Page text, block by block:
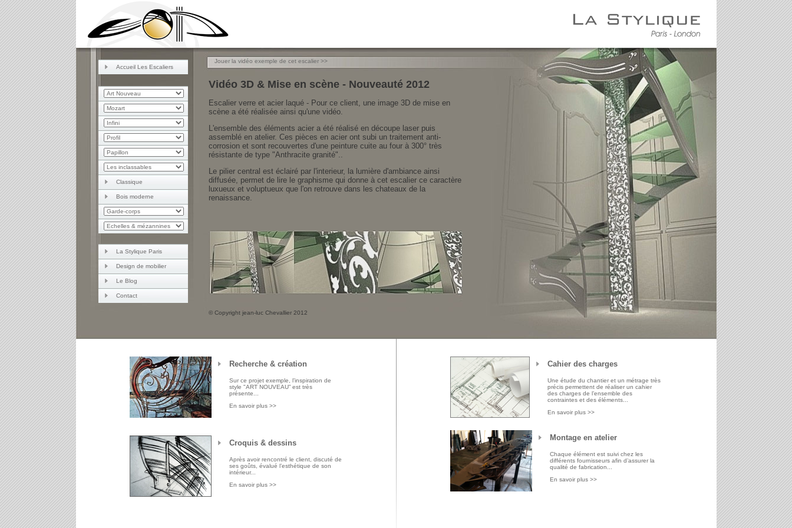
Accueil Les Escaliers
Classique
Bois moderne
La Stylique Paris
Design de mobilier
Le Blog
Contact
Jouer la vidéo exemple de cet escalier >>
Vidéo 3D & Mise en scène - Nouveauté 2012
Escalier verre et acier laqué - Pour ce client, une image 3D de mise en
scène a été réalisée ainsi qu'une vidéo.
L'ensemble des éléments acier a été réalisé en découpe laser puis
assemblé en atelier. Ces pièces en acier ont subi un traitement anti-
corrosion et sont recouvertes d'une peinture cuite au four à 300° très
résistante de type "Anthracite granité"..
Le pilier central est éclairé par l'interieur, la lumière d'ambiance ainsi
diffusée, permet de lire le graphisme qui donne à cet escalier ce caractère
luxueux et voluptueux que l'on retrouve dans les chateaux de la
renaissance.
© Copyright jean-luc Chevallier 2012
Recherche & création
Sur ce projet exemple, l’inspiration de
style "ART NOUVEAU” est très
présente...
En savoir plus >>
Croquis & dessins
Après avoir rencontré le client, discuté de
ses goûts, évalué l’esthétique de son
intérieur...
En savoir plus >>
Cahier des charges
Une étude du chantier et un métrage très
précis permettent de réaliser un cahier
des charges de l’ensemble des
contraintes et des éléments...
En savoir plus >>
Montage en atelier
Chaque élément est suivi chez les
différents fournisseurs afin d’assurer la
qualité de fabrication...
En savoir plus >>